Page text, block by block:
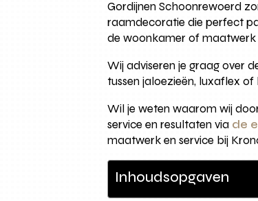
Gordijnen Schoonrewoerd
raamdecoratie die perfect
de woonkamer of maatwerk
Wij adviseren je graag over
tussen jaloezieën, luxaflex
Wil je weten waarom wij
service en resultaten via de
maatwerk en service bij
Inhoudsopgaven